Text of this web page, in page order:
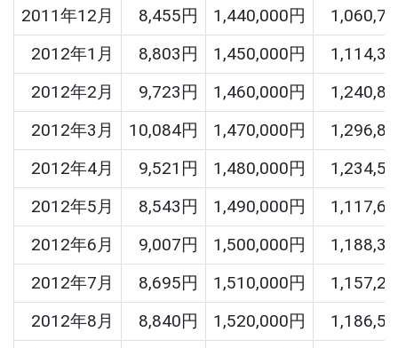
2011年12月 8,455円 1,440,000円
2012年1月
8,803円 1,450,000円
2012年2月
9,723円 1,460,000円
2012年3月
10,084円 1,470,000円
2012年4月
9,521円 1,480,000円
2012年5月
8,543円 1,490,000円
2012年6月
9,007円 1,500,000円
2012年7月
8,695円 1,510,000円
2012年8月
8,840円 1,520,000円